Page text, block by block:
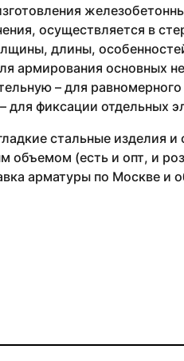
осуществляется в
длины,
армирования основных
– для
для фиксации отдельных
стальные
(есть и опт, и
арматуры по Москве и